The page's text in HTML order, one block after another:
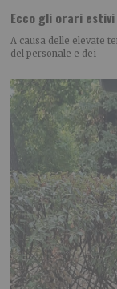
Ecco gli orari
A causa delle elevate
del personale e dei